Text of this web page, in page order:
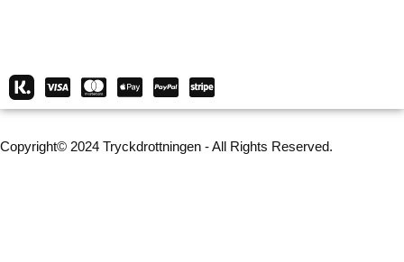
Copyright© 2024 Tryckdrottningen - All Rights Reserved.